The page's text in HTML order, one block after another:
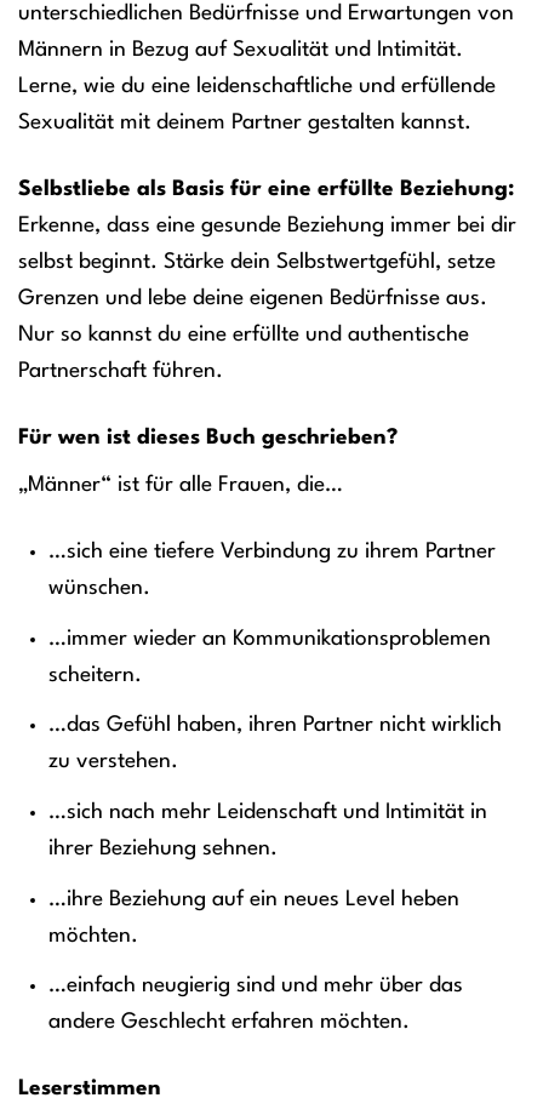
unterschiedlichen Bedürfnisse und Erwartungen von
Männern in Bezug auf Sexualität und Intimität.
Lerne, wie du eine leidenschaftliche und erfüllende
Sexualität mit deinem Partner gestalten kannst.
Selbstliebe als Basis für eine erfüllte Beziehung:
Erkenne, dass eine gesunde Beziehung immer bei dir
selbst beginnt. Stärke dein Selbstwertgefühl, setze
Grenzen und lebe deine eigenen Bedürfnisse aus.
Nur so kannst du eine erfüllte und authentische
Partnerschaft führen.
Für wen ist dieses Buch geschrieben?
„Männer“ ist für alle Frauen, die…
…sich eine tiefere Verbindung zu ihrem Partner
wünschen.
…immer wieder an Kommunikationsproblemen
scheitern.
…das Gefühl haben, ihren Partner nicht wirklich
zu verstehen.
…sich nach mehr Leidenschaft und Intimität in
ihrer Beziehung sehnen.
…ihre Beziehung auf ein neues Level heben
möchten.
…einfach neugierig sind und mehr über das
andere Geschlecht erfahren möchten.
Leserstimmen